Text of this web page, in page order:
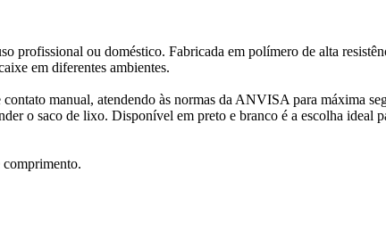
profissional ou doméstico. Fabricada em polímero de alta
em diferentes ambientes.
manual, atendendo às normas da ANVISA para máxima
o saco de lixo. Disponível em preto e branco é a escolha ideal